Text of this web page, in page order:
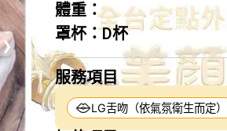
❯
體重：
罩杯：D杯
服務項目
LG舌吻（依氣氛衛生而定）